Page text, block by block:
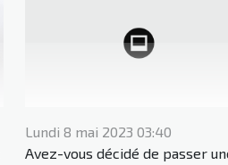
Lundi 8 mai 2023 03:40
Avez-vous décidé de passer